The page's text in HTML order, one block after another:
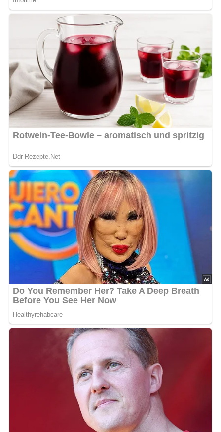
Die gebackenen Waffeln einzeln auslegen und mit
Puderzucker bestreuen.
Zubereitungszeit
Vorbereitungszeit
10 Minuten
Backzeit
20 Minuten
Gesamtzeit
30 Minuten
Benötigte Küchenutensilien
Waffeleisen – zum Backen der Waffeln
Schneebesen oder Handmixer – zum Verrühren der
Zutaten
Aufbewahrung & Haltbarkeit
Die Waffeln schmecken frisch am besten. Sollten Reste
übrig bleiben, können diese in einem luftdichten Behälter
bis zu 2 Tage aufbewahrt und im Toaster oder Ofen
wieder aufgewärmt werden, um sie erneut knusprig zu
machen.
Nährwerte
Pro Waffel (bei 8 Waffeln):
Kalorien: ca. 180 kcal
Kohlenhydrate: 18 g